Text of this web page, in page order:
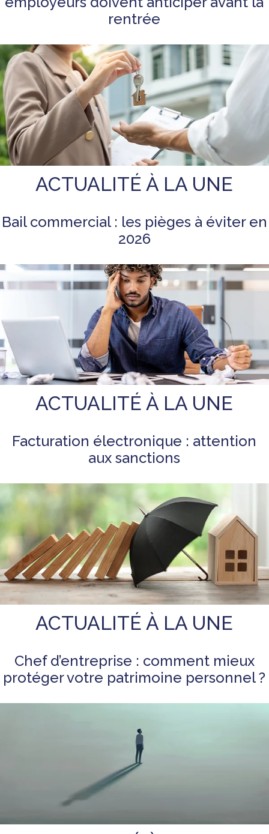
rentrée
ACTUALITÉ À LA UNE
Bail commercial : les pièges à éviter en
2026
ACTUALITÉ À LA UNE
Facturation électronique : attention
aux sanctions
ACTUALITÉ À LA UNE
Chef d’entreprise : comment mieux
protéger votre patrimoine personnel ?